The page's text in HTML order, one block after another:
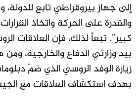
إلى جهاز بيروقراطي تابع للدولة،
والقدرة على الحركة واتخاذ
كبير”. تبعاً لذلك، فإن العلاقات
بيد وزارتي الدفاع والخارجية،
زيارة الوفد الروسي الذي ضمّ
بهدف استكشاف العلاقات مع